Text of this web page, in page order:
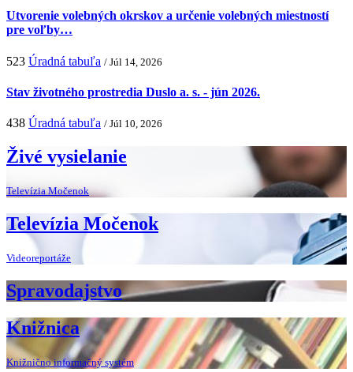
Utvorenie volebných okrskov a určenie volebných miestností
pre voľby…
523 Úradná tabuľa / Júl 14, 2026
Stav životného prostredia Duslo a. s. - jún 2026.
438 Úradná tabuľa / Júl 10, 2026
Živé vysielanie
Televízia Močenok
Televízia Močenok
Videoreportáže
Spravodajstvo
Knižnica
Knižnično informačný systém